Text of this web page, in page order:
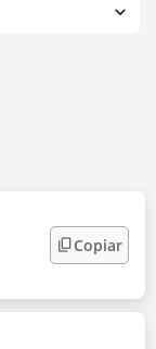
Copiar